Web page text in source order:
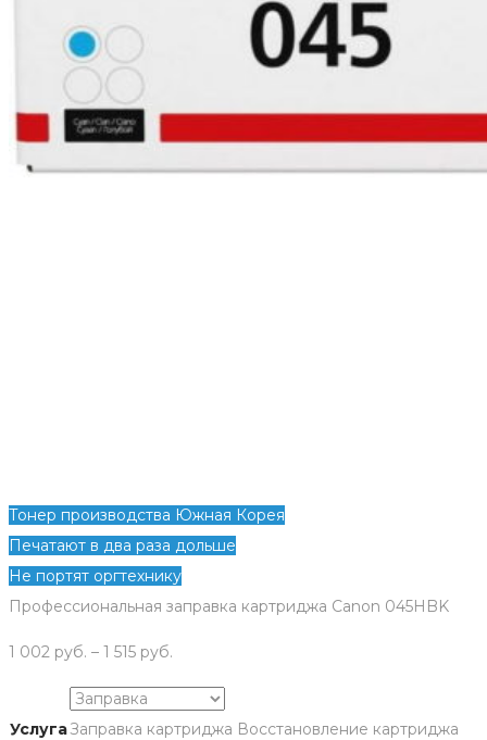
Тонер производства Южная Корея
Печатают в два раза дольше
Не портят оргтехнику
Профессиональная заправка картриджа Canon 045HBK
1 002 руб. – 1 515 руб.
УслугаЗаправка картриджа Восстановление картриджа